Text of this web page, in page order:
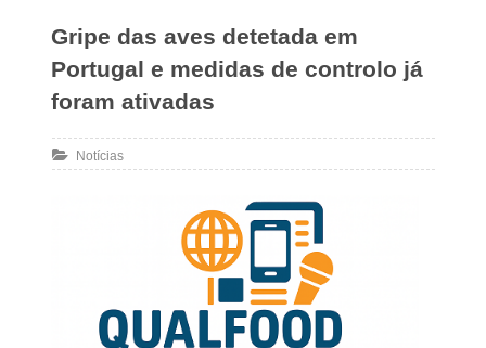
Gripe das aves detetada em
Portugal e medidas de controlo já
foram ativadas
Notícias